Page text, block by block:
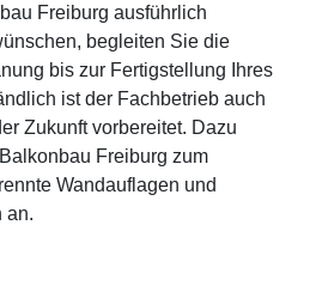
Freiburg ausführlich
begleiten Sie die
bis zur Fertigstellung Ihres
ist der Fachbetrieb auch
Zukunft vorbereitet. Dazu
Freiburg zum
Wandauflagen und
an.